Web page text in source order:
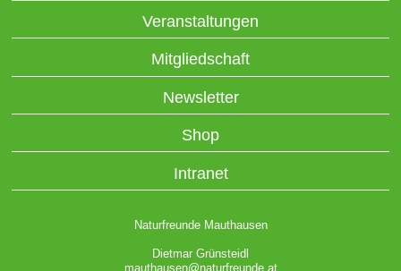
Veranstaltungen
Mitgliedschaft
Newsletter
Shop
Intranet
Naturfreunde Mauthausen
Dietmar Grünsteidl
mauthausen@naturfreunde.at